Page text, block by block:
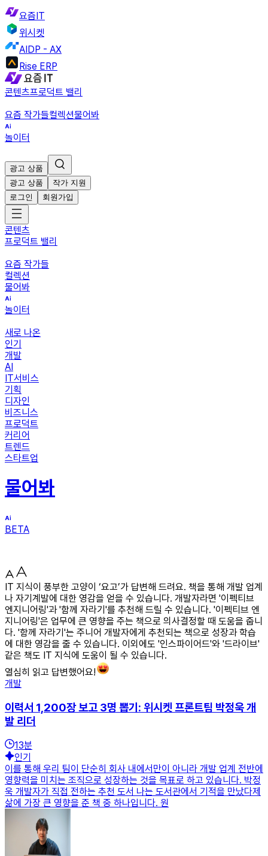
요즘IT
위시켓
AIDP - AX
Rise ERP
콘텐츠프로덕트 밸리
요즘 작가들컬렉션물어봐
놀이터
광고 상품
광고 상품
작가 지원
로그인
회원가입
콘텐츠
프로덕트 밸리
요즘 작가들
컬렉션
물어봐
놀이터
새로 나온
인기
개발
AI
IT서비스
기획
디자인
비즈니스
프로덕트
커리어
트렌드
스타트업
물어봐
BETA
IT 지식이 풍부한 고양이 ‘요고’가 답변해 드려요. 책을 통해 개발 업계
나 자기계발에 대한 영감을 얻을 수 있습니다. 개발자라면 '이펙티브
엔지니어링'과 '함께 자라기'를 추천해 드릴 수 있습니다. '이펙티브 엔
지니어링'은 업무에 큰 영향을 주는 책으로 의사결정할 때 도움을 줍니
다. '함께 자라기'는 주니어 개발자에게 추천되는 책으로 성장과 학습
에 대한 영감을 줄 수 있습니다. 이외에도 '인스파이어드'와 '드라이브'
같은 책도 IT 지식에 도움이 될 수 있습니다.
열심히 읽고 답변했어요!
개발
이력서 1,200장 보고 3명 뽑기: 위시켓 프론트팀 박정욱 개
발 리더
13분
인기
이를 통해 우리 팀이 단순히 회사 내에서만이 아니라 개발 업계 전반에
영향력을 미치는 조직으로 성장하는 것을 목표로 하고 있습니다. 박정
욱 개발자가 직접 전하는 추천 도서 나는 도서관에서 기적을 만났다제
삶에 가장 큰 영향을 준 책 중 하나입니다. 원